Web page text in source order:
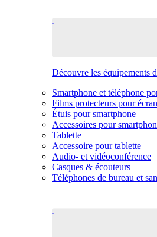
Découvre les équipements
Smartphone et téléphone
Films protecteurs pour
Étuis pour smartphone
Accessoires pour
Tablette
Accessoire pour tablette
Audio- et vidéoconférence
Casques & écouteurs
Téléphones de bureau et